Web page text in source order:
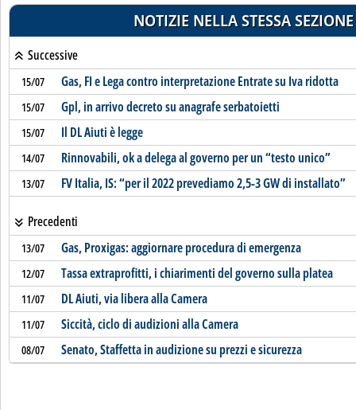
NOTIZIE NELLA STESSA SEZIONE
Successive
15/07 Gas, FI e Lega contro interpretazione Entrate su Iva ridotta
15/07 Gpl, in arrivo decreto su anagrafe serbatoietti
15/07 Il DL Aiuti è legge
14/07 Rinnovabili, ok a delega al governo per un “testo unico”
13/07 FV Italia, IS: “per il 2022 prevediamo 2,5-3 GW di installato”
Precedenti
13/07 Gas, Proxigas: aggiornare procedura di emergenza
12/07 Tassa extraprofitti, i chiarimenti del governo sulla platea
11/07 DL Aiuti, via libera alla Camera
11/07 Siccità, ciclo di audizioni alla Camera
08/07 Senato, Staffetta in audizione su prezzi e sicurezza